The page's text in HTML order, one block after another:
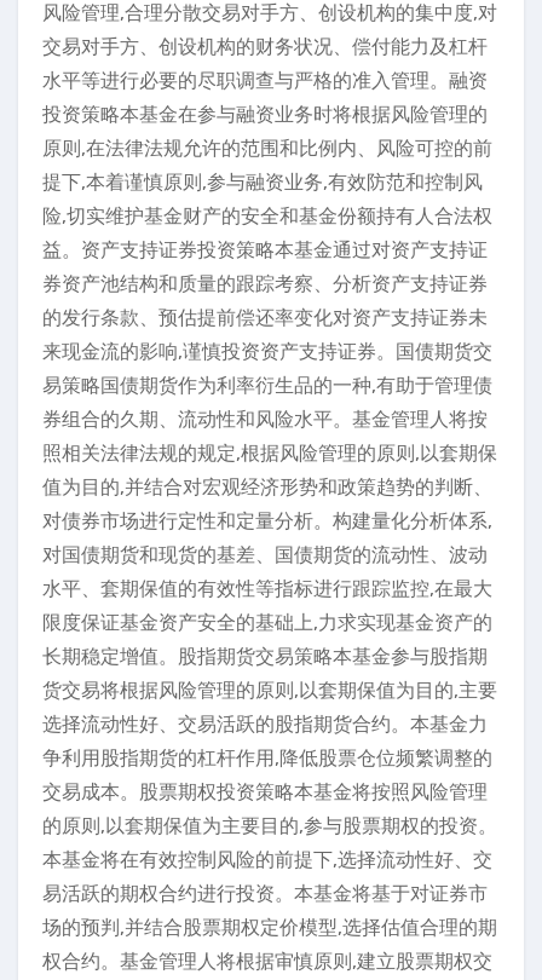
风险管理,合理分散交易对手方、创设机构的集中度,对
交易对手方、创设机构的财务状况、偿付能力及杠杆
水平等进行必要的尽职调查与严格的准入管理。融资
投资策略本基金在参与融资业务时将根据风险管理的
原则,在法律法规允许的范围和比例内、风险可控的前
提下,本着谨慎原则,参与融资业务,有效防范和控制风
险,切实维护基金财产的安全和基金份额持有人合法权
益。资产支持证券投资策略本基金通过对资产支持证
券资产池结构和质量的跟踪考察、分析资产支持证券
的发行条款、预估提前偿还率变化对资产支持证券未
来现金流的影响,谨慎投资资产支持证券。国债期货交
易策略国债期货作为利率衍生品的一种,有助于管理债
券组合的久期、流动性和风险水平。基金管理人将按
照相关法律法规的规定,根据风险管理的原则,以套期保
值为目的,并结合对宏观经济形势和政策趋势的判断、
对债券市场进行定性和定量分析。构建量化分析体系,
对国债期货和现货的基差、国债期货的流动性、波动
水平、套期保值的有效性等指标进行跟踪监控,在最大
限度保证基金资产安全的基础上,力求实现基金资产的
长期稳定增值。股指期货交易策略本基金参与股指期
货交易将根据风险管理的原则,以套期保值为目的,主要
选择流动性好、交易活跃的股指期货合约。本基金力
争利用股指期货的杠杆作用,降低股票仓位频繁调整的
交易成本。股票期权投资策略本基金将按照风险管理
的原则,以套期保值为主要目的,参与股票期权的投资。
本基金将在有效控制风险的前提下,选择流动性好、交
易活跃的期权合约进行投资。本基金将基于对证券市
场的预判,并结合股票期权定价模型,选择估值合理的期
权合约。基金管理人将根据审慎原则,建立股票期权交